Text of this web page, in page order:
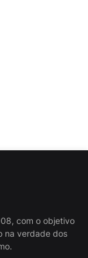
com o objetivo
na verdade dos